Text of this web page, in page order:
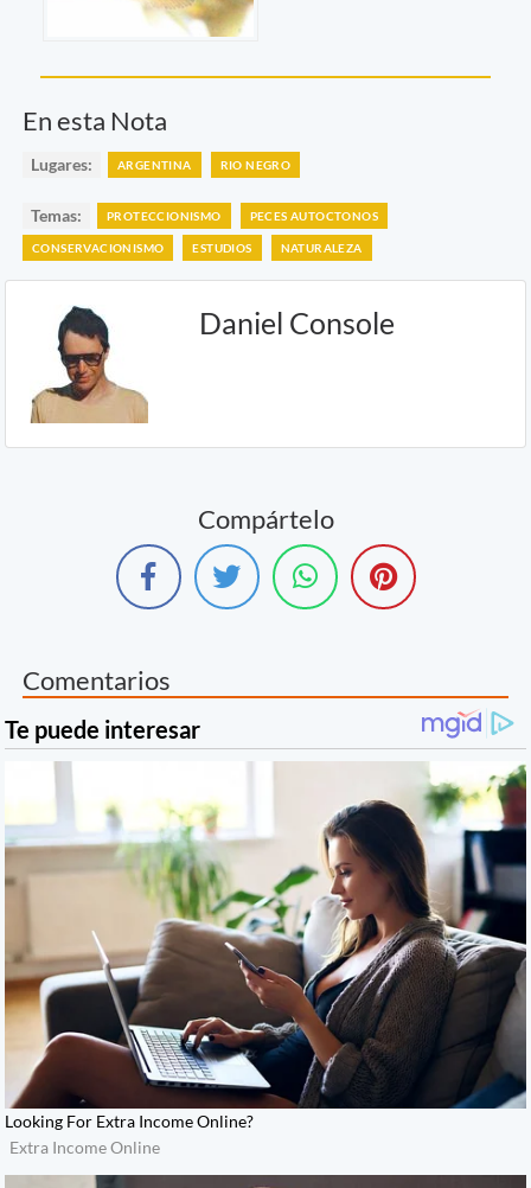
En esta Nota
Lugares: ARGENTINA RIO NEGRO
Temas: PROTECCIONISMO PECES AUTOCTONOS
CONSERVACIONISMO ESTUDIOS NATURALEZA
Daniel Console
Compártelo
Comentarios